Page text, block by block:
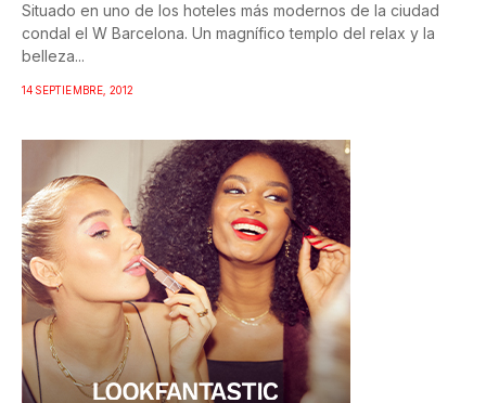
Situado en uno de los hoteles más modernos de la ciudad
condal el W Barcelona. Un magnífico templo del relax y la
belleza...
14 SEPTIEMBRE, 2012